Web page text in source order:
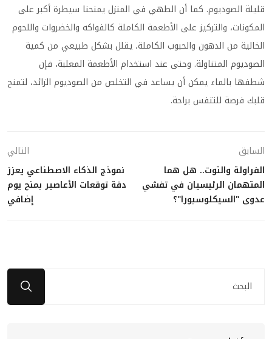
قليلة الصوديوم. كما أن الطهي في المنزل يمنحنا سيطرة أكبر على
المكونات، والتركيز على الأطعمة الكاملة كالفواكه والخضروات واللحوم
الخالية من الدهون والحبوب الكاملة، يقلل بشكل طبيعي من كمية
الصوديوم المتناولة. وحتى عند استخدام الأطعمة المعلبة، فإن
شطفها بالماء يمكن أن يساعد في التخلص من الصوديوم الزائد، لتمنح
قلبك فرصة للتنفس براحة.
السابق
الفراولة والتوت.. هل هما
المتهمان الرئيسيان في تفشي
عدوى "السيكلوسبورا"؟
التالي
نموذج الذكاء الاصطناعي يعزز
دقة توقعات الأعاصير بمنح يوم
إضافي